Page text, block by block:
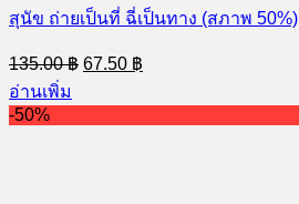
สุนัข ถ่ายเป็นที่ ฉี่เป็นทาง (สภาพ 50%)
135.00฿ Original
price
135.00 ฿.
67.50 ฿
price
67.50 ฿.
อ่านเพิ่ม
-50%